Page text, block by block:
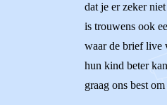
dat je er zeker
is trouwens ook
waar de brief live
hun kind beter
graag ons best